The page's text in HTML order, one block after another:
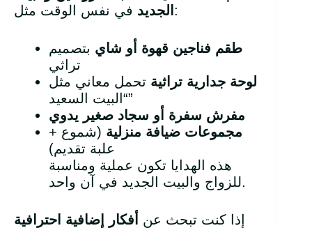
الجديد في نفس الوقت مثل:
طقم فناجين قهوة أو شاي بتصميم
تراثي
لوحة جدارية تراثية تحمل معاني مثل
“البيت السعيد”
مفرش سفرة أو سجاد صغير يدوي
مجموعات ضيافة منزلية (شموع +
علبة تقديم)
هذه الهدايا تكون عملية ومناسبة
للزواج والبيت الجديد في آن واحد.
إذا كنت تبحث عن
أفكار إضافية احترافية